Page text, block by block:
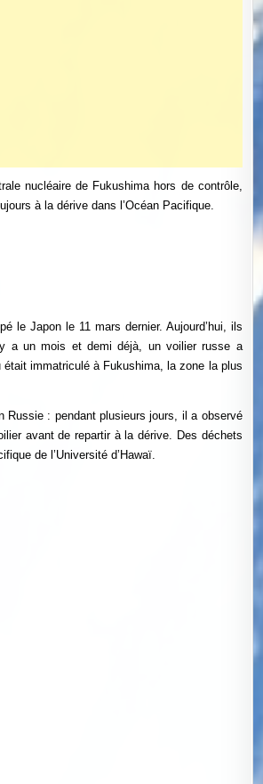
nucléaire de Fukushima hors de contrôle,
à la dérive dans l’Océan Pacifique.
le Japon le 11 mars dernier. Aujourd’hui, ils
a un mois et demi déjà, un voilier russe a
immatriculé à Fukushima, la zone la plus
Russie : pendant plusieurs jours, il a observé
avant de repartir à la dérive. Des déchets
de l’Université d’Hawaï.